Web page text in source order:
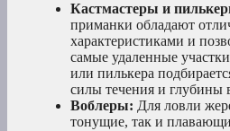
Кастмастеры и
приманки обладают
характеристиками и
самые удаленные
или пилькера
силы течения и глубины
Воблеры: Для ловли
тонущие, так и